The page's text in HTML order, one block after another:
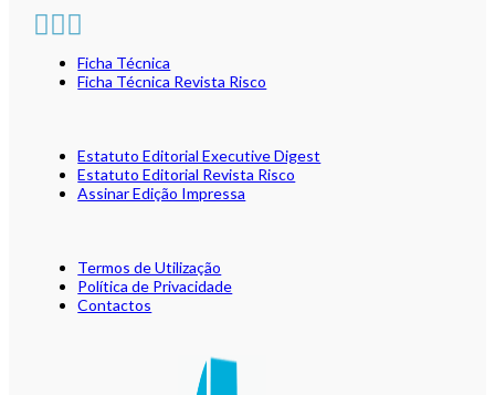
Ficha Técnica
Ficha Técnica Revista Risco
Estatuto Editorial Executive Digest
Estatuto Editorial Revista Risco
Assinar Edição Impressa
Termos de Utilização
Política de Privacidade
Contactos